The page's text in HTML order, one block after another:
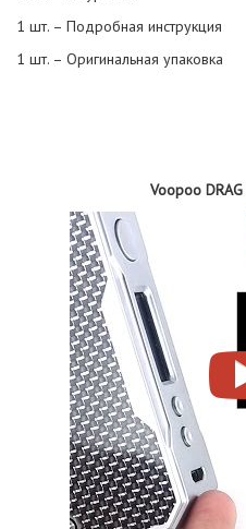
1 шт. – Подробная инструкция
1 шт. – Оригинальная упаковка
Voopoo DRAG